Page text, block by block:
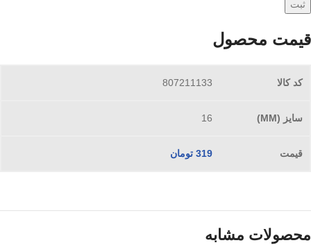
قیمت محصول
807211133
16
319 تومان
محصولات مشابه